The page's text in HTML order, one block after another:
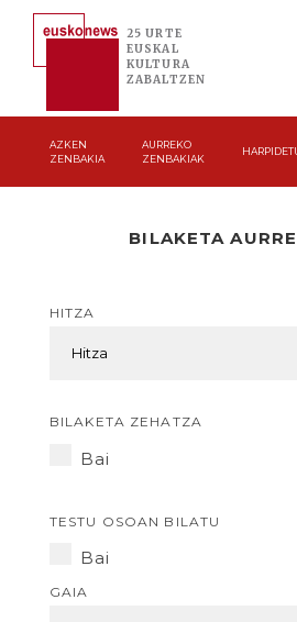
25 URTE
EUSKAL
KULTURA
ZABALTZEN
AZKEN
ZENBAKIA
AURREKO
ZENBAKIAK
BILAKETA
HITZA
BILAKETA ZEHATZA
Bai
TESTU OSOAN BILATU
Bai
GAIA